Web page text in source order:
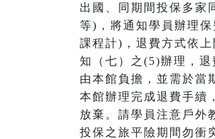
出國、同期間投保多家
等)，將通知學員辦理
課程計)，退費方式依
知（七）之(5)辦理，退
由本館負擔，並需於當
本館辦理完成退費手續，
放棄 。請學員注意戶外
投保之旅平險期間勿衝